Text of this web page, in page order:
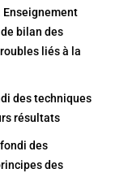
Enseignement
bilan des
liés à la
des techniques
résultats
des
des